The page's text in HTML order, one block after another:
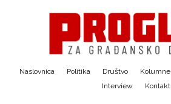
Naslovnica Politika Društvo Kolumne
Interview
Kontakt